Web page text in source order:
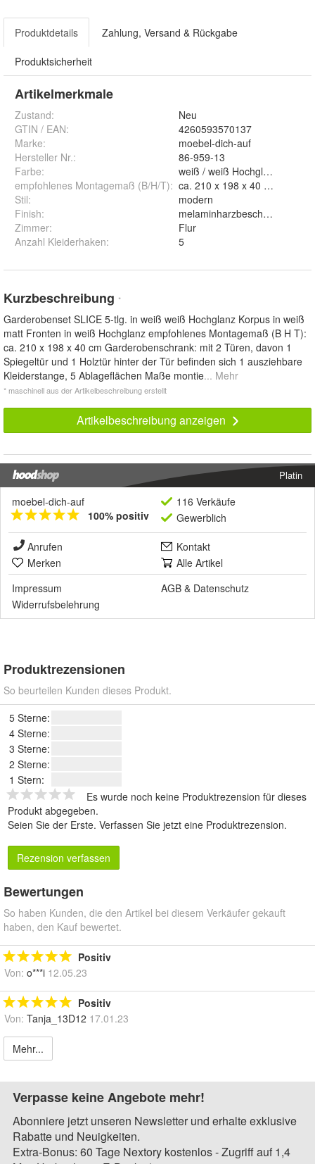
Produktdetails Zahlung, Versand & Rückgabe
Produktsicherheit
Artikelmerkmale
Zustand:
Neu
GTIN / EAN:
4260593570137
Marke:
moebel-dich-auf
Hersteller Nr.:
86-959-13
Farbe:
weiß / weiß Hochglanz
empfohlenes Montagemaß (B/H/T): ca. 210 x 198 x 40 cm
Stil:
modern
Finish:
melaminharzbeschichtet
Zimmer:
Flur
Anzahl Kleiderhaken: 5
Kurzbeschreibung *
Garderobenset SLICE 5-tlg. in weiß weiß Hochglanz Korpus in weiß
matt Fronten in weiß Hochglanz empfohlenes Montagemaß (B H T):
ca. 210 x 198 x 40 cm Garderobenschrank: mit 2 Türen, davon 1
Spiegeltür und 1 Holztür hinter der Tür befinden sich 1 ausziehbare
Kleiderstange, 5 Ablageflächen Maße montie... Mehr
* maschinell aus der Artikelbeschreibung erstellt
Artikelbeschreibung anzeigen
Platin
moebel-dich-auf
100% positiv
116 Verkäufe
Gewerblich
Anrufen
Kontakt
Merken
Alle Artikel
Impressum
AGB & Datenschutz
Widerrufsbelehrung
Produktrezensionen
So beurteilen Kunden dieses Produkt.
5 Sterne:
4 Sterne:
3 Sterne:
2 Sterne:
1 Stern:
Es wurde noch keine Produktrezension für dieses
Produkt abgegeben.
Seien Sie der Erste. Verfassen Sie jetzt eine Produktrezension.
Rezension verfassen
Bewertungen
So haben Kunden, die den Artikel bei diesem Verkäufer gekauft
haben, den Kauf bewertet.
Positiv
Von: o***i 12.05.23
Positiv
Von: Tanja_13D12 17.01.23
Mehr...
Verpasse keine Angebote mehr!
Abonniere jetzt unseren Newsletter und erhalte exklusive
Rabatte und Neuigkeiten.
Extra-Bonus: 60 Tage Nextory kostenlos - Zugriff auf 1,4